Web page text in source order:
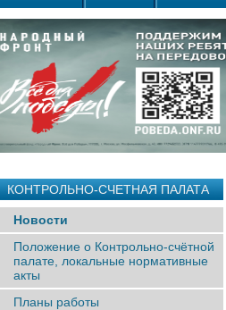
КОНТРОЛЬНО-СЧЕТНАЯ ПАЛАТА
Новости
Положение о Контрольно-счётной
палате, локальные нормативные
акты
Планы работы